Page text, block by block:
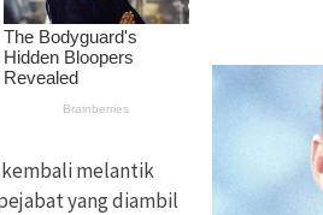
kembali melantik
yang diambil